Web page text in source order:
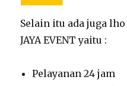
Selain itu ada juga lho
JAYA EVENT yaitu :
Pelayanan 24 jam